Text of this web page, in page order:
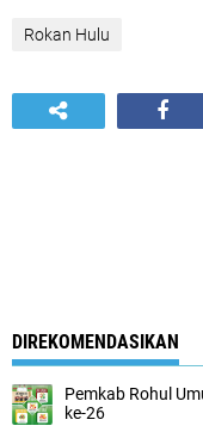
Rokan Hulu
DIREKOMENDASIKAN
Pemkab Rohul
ke-26